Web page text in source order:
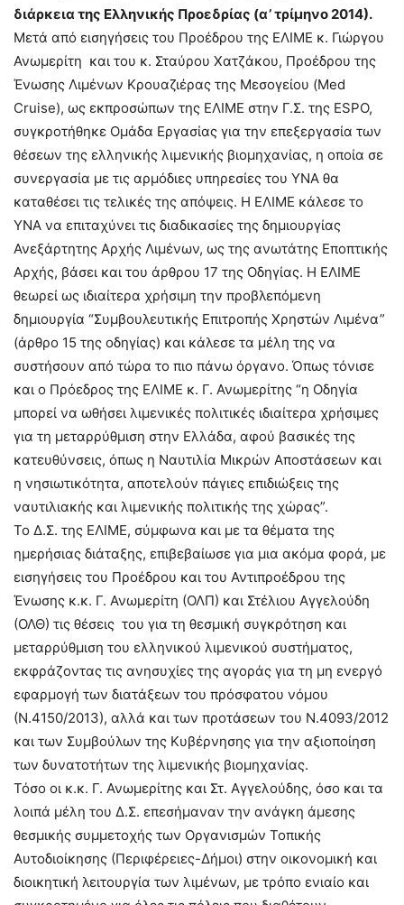
διάρκεια της Ελληνικής Προεδρίας (α’ τρίμηνο 2014).
Μετά από εισηγήσεις του Προέδρου της ΕΛΙΜΕ κ. Γιώργου
Ανωμερίτη και του κ. Σταύρου Χατζάκου, Προέδρου της
Ένωσης Λιμένων Κρουαζιέρας της Μεσογείου (Med
Cruise), ως εκπροσώπων της ΕΛΙΜΕ στην Γ.Σ. της ESPO,
συγκροτήθηκε Ομάδα Εργασίας για την επεξεργασία των
θέσεων της ελληνικής λιμενικής βιομηχανίας, η οποία σε
συνεργασία με τις αρμόδιες υπηρεσίες του ΥΝΑ θα
καταθέσει τις τελικές της απόψεις. Η ΕΛΙΜΕ κάλεσε το
ΥΝΑ να επιταχύνει τις διαδικασίες της δημιουργίας
Ανεξάρτητης Αρχής Λιμένων, ως της ανωτάτης Εποπτικής
Αρχής, βάσει και του άρθρου 17 της Οδηγίας. Η ΕΛΙΜΕ
θεωρεί ως ιδιαίτερα χρήσιμη την προβλεπόμενη
δημιουργία “Συμβουλευτικής Επιτροπής Χρηστών Λιμένα”
(άρθρο 15 της οδηγίας) και κάλεσε τα μέλη της να
συστήσουν από τώρα το πιο πάνω όργανο. Όπως τόνισε
και ο Πρόεδρος της ΕΛΙΜΕ κ. Γ. Ανωμερίτης “η Οδηγία
μπορεί να ωθήσει λιμενικές πολιτικές ιδιαίτερα χρήσιμες
για τη μεταρρύθμιση στην Ελλάδα, αφού βασικές της
κατευθύνσεις, όπως η Ναυτιλία Μικρών Αποστάσεων και
η νησιωτικότητα, αποτελούν πάγιες επιδιώξεις της
ναυτιλιακής και λιμενικής πολιτικής της χώρας”.
Το Δ.Σ. της ΕΛΙΜΕ, σύμφωνα και με τα θέματα της
ημερήσιας διάταξης, επιβεβαίωσε για μια ακόμα φορά, με
εισηγήσεις του Προέδρου και του Αντιπροέδρου της
Ένωσης κ.κ. Γ. Ανωμερίτη (ΟΛΠ) και Στέλιου Αγγελούδη
(ΟΛΘ) τις θέσεις του για τη θεσμική συγκρότηση και
μεταρρύθμιση του ελληνικού λιμενικού συστήματος,
εκφράζοντας τις ανησυχίες της αγοράς για τη μη ενεργό
εφαρμογή των διατάξεων του πρόσφατου νόμου
(Ν.4150/2013), αλλά και των προτάσεων του Ν.4093/2012
και των Συμβούλων της Κυβέρνησης για την αξιοποίηση
των δυνατοτήτων της λιμενικής βιομηχανίας.
Τόσο οι κ.κ. Γ. Ανωμερίτης και Στ. Αγγελούδης, όσο και τα
λοιπά μέλη του Δ.Σ. επεσήμαναν την ανάγκη άμεσης
θεσμικής συμμετοχής των Οργανισμών Τοπικής
Αυτοδιοίκησης (Περιφέρειες-Δήμοι) στην οικονομική και
διοικητική λειτουργία των λιμένων, με τρόπο ενιαίο και